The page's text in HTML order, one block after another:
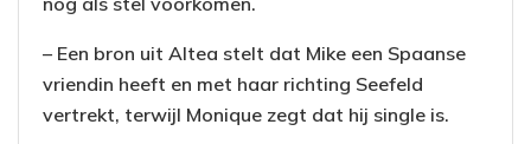
– Een bron uit Altea stelt dat Mike een Spaanse
vriendin heeft en met haar richting Seefeld
vertrekt, terwijl Monique zegt dat hij single is.